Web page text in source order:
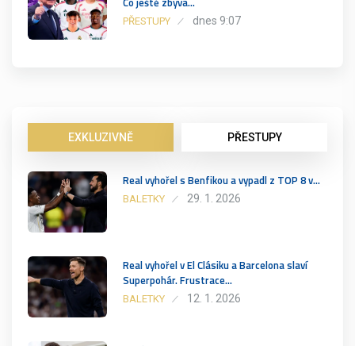
PŘESTUPY dnes 9:07
EXKLUZIVNĚ PŘESTUPY
Real vyhořel s Benfikou a vypadl z TOP 8 v…
BALETKY 29. 1. 2026
Real vyhořel v El Clásiku a Barcelona slaví
Superpohár. Frustrace…
BALETKY 12. 1. 2026